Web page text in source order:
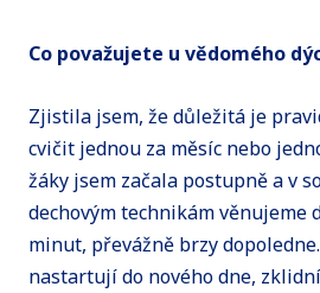
Co považujete u vědomého
Zjistila jsem, že důležitá je
cvičit jednou za měsíc nebo
žáky jsem začala postupně a v
dechovým technikám věnujeme
minut, převážně brzy
nastartují do nového dne,